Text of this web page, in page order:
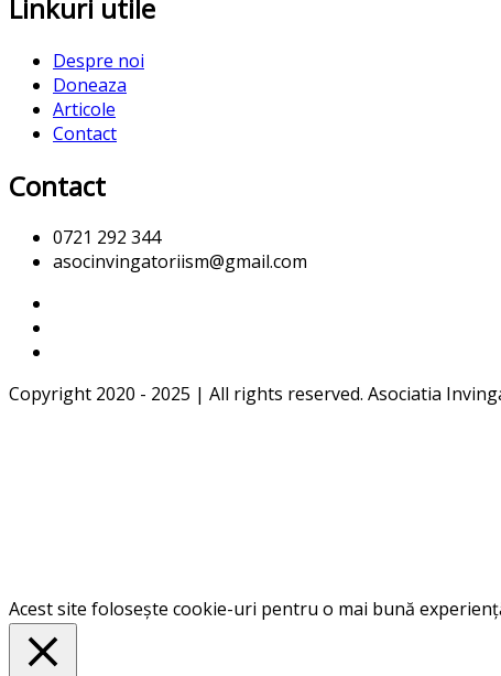
Linkuri utile
Despre noi
Doneaza
Articole
Contact
Contact
0721 292 344
asocinvingatoriism@gmail.com
Copyright 2020 - 2025 | All rights reserved. Asociatia
Acest site folosește cookie-uri pentru o mai bună